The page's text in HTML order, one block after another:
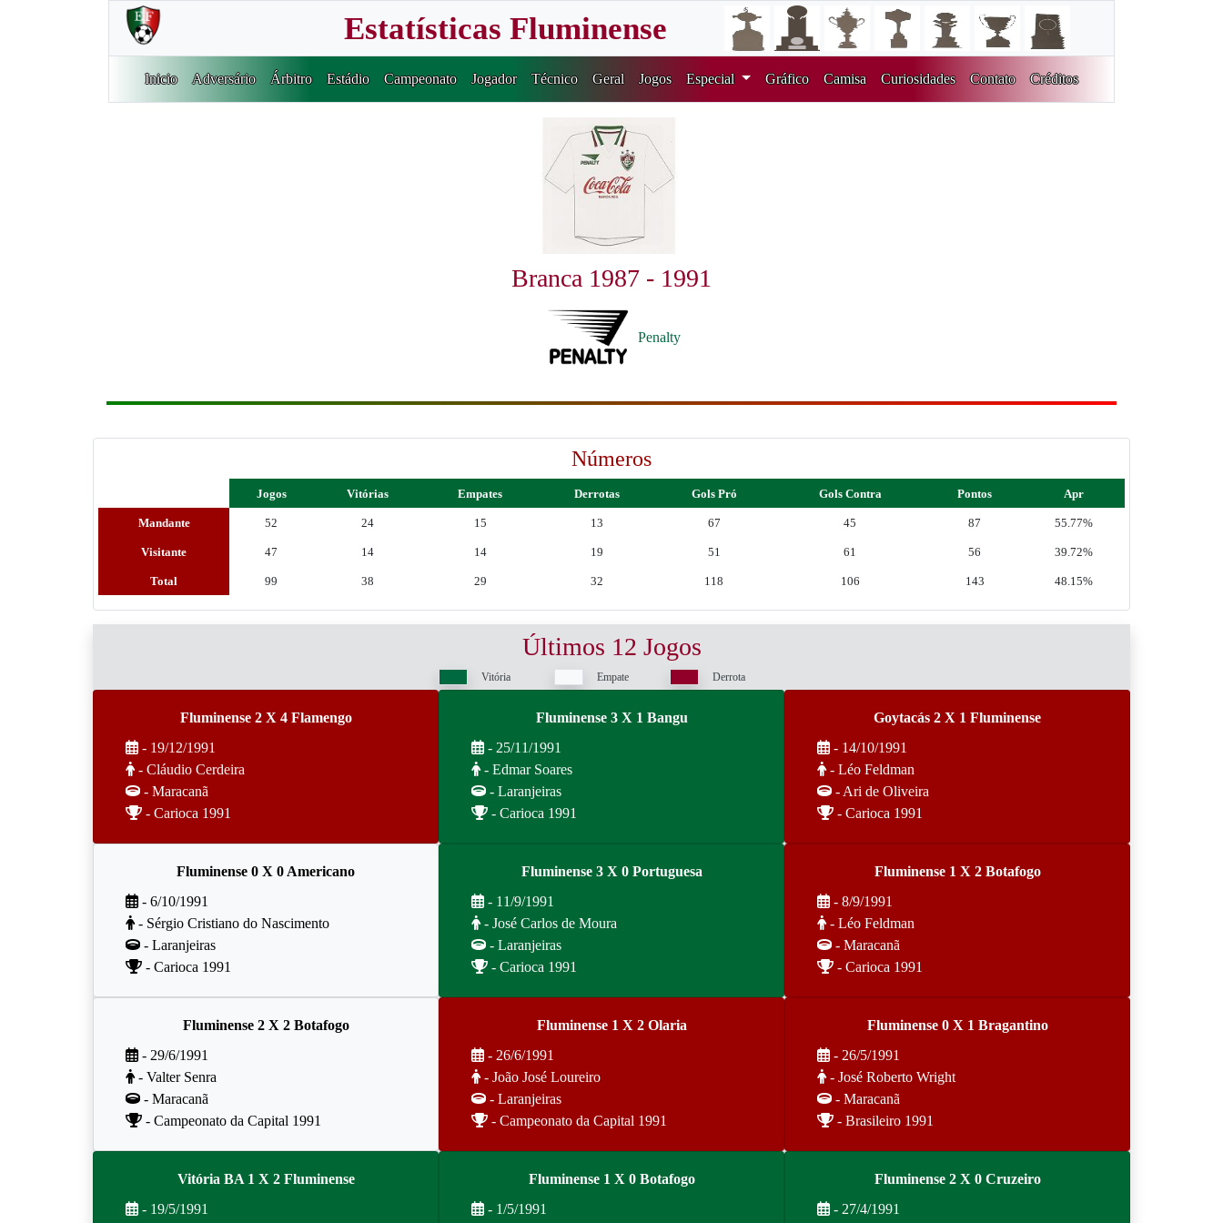
Estatísticas Fluminense
Inicio Adversário Árbitro Estádio Campeonato Jogador Técnico Geral Jogos Especial Gráfico Camisa Curiosidades Contato Créditos
Branca 1987 - 1991
Penalty
Números
Jogos Vitórias Empates Derrotas Gols Pró Gols Contra Pontos Apr
Mandante 52 24 15 13 67 45 87 55.77%
Visitante 47 14 14 19 51 61 56 39.72%
Total 99 38 29 32 118 106 143 48.15%
Últimos 12 Jogos
Vitória Empate Derrota
Fluminense 2 X 4 Flamengo
- 19/12/1991
- Cláudio Cerdeira
- Maracanã
- Carioca 1991
Fluminense 3 X 1 Bangu
- 25/11/1991
- Edmar Soares
- Laranjeiras
- Carioca 1991
Goytacás 2 X 1 Fluminense
- 14/10/1991
- Léo Feldman
- Ari de Oliveira
- Carioca 1991
Fluminense 0 X 0 Americano
- 6/10/1991
- Sérgio Cristiano do Nascimento
- Laranjeiras
- Carioca 1991
Fluminense 3 X 0 Portuguesa
- 11/9/1991
- José Carlos de Moura
- Laranjeiras
- Carioca 1991
Fluminense 1 X 2 Botafogo
- 8/9/1991
- Léo Feldman
- Maracanã
- Carioca 1991
Fluminense 2 X 2 Botafogo
- 29/6/1991
- Valter Senra
- Maracanã
- Campeonato da Capital 1991
Fluminense 1 X 2 Olaria
- 26/6/1991
- João José Loureiro
- Laranjeiras
- Campeonato da Capital 1991
Fluminense 0 X 1 Bragantino
- 26/5/1991
- José Roberto Wright
- Maracanã
- Brasileiro 1991
Vitória BA 1 X 2 Fluminense
- 19/5/1991
Fluminense 1 X 0 Botafogo
- 1/5/1991
Fluminense 2 X 0 Cruzeiro
- 27/4/1991